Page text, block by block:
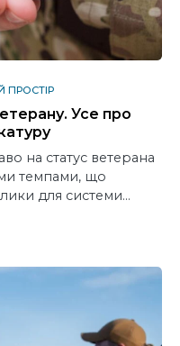
ПРОСТІР
Усе про
на статус ветерана
темпами, що
для системи…